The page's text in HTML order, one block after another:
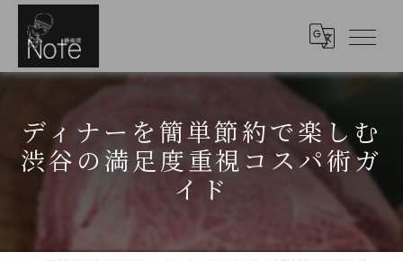
ディナーを簡単節約で楽しむ
渋谷の満足度重視コスパ術ガ
イド